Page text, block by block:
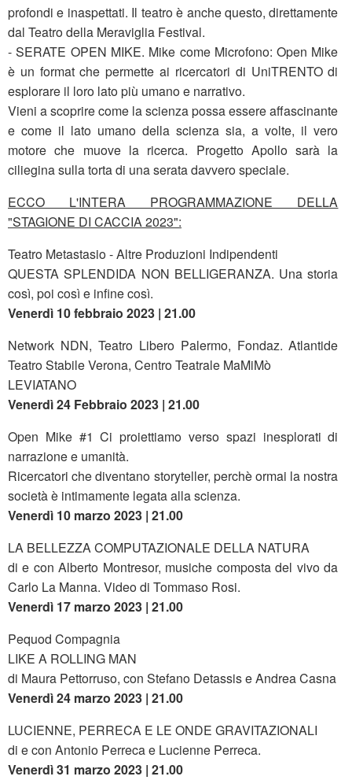
profondi e inaspettati. Il teatro è anche questo, direttamente
dal Teatro della Meraviglia Festival.
- SERATE OPEN MIKE. Mike come Microfono: Open Mike
è un format che permette ai ricercatori di UniTRENTO di
esplorare il loro lato più umano e narrativo.
Vieni a scoprire come la scienza possa essere affascinante
e come il lato umano della scienza sia, a volte, il vero
motore che muove la ricerca. Progetto Apollo sarà la
ciliegina sulla torta di una serata davvero speciale.
ECCO L'INTERA PROGRAMMAZIONE DELLA
"STAGIONE DI CACCIA 2023":
Teatro Metastasio - Altre Produzioni Indipendenti
QUESTA SPLENDIDA NON BELLIGERANZA. Una storia
così, poi così e infine così.
Venerdì 10 febbraio 2023 | 21.00
Network NDN, Teatro Libero Palermo, Fondaz. Atlantide
Teatro Stabile Verona, Centro Teatrale MaMiMò
LEVIATANO
Venerdì 24 Febbraio 2023 | 21.00
Open Mike #1 Ci proiettiamo verso spazi inesplorati di
narrazione e umanità.
Ricercatori che diventano storyteller, perchè ormai la nostra
società è intimamente legata alla scienza.
Venerdì 10 marzo 2023 | 21.00
LA BELLEZZA COMPUTAZIONALE DELLA NATURA
di e con Alberto Montresor, musiche composta del vivo da
Carlo La Manna. Video di Tommaso Rosi.
Venerdì 17 marzo 2023 | 21.00
Pequod Compagnia
LIKE A ROLLING MAN
di Maura Pettorruso, con Stefano Detassis e Andrea Casna
Venerdì 24 marzo 2023 | 21.00
LUCIENNE, PERRECA E LE ONDE GRAVITAZIONALI
di e con Antonio Perreca e Lucienne Perreca.
Venerdì 31 marzo 2023 | 21.00